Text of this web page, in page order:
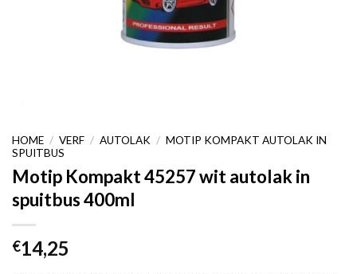
HOME / VERF / AUTOLAK / MOTIP KOMPAKT AUTOLAK IN
SPUITBUS
Motip Kompakt 45257 wit autolak in
spuitbus 400ml
€14,25